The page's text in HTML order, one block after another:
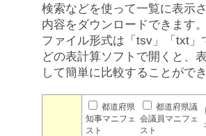
検索などを使って一覧に表示
内容をダウンロードできます。
ファイル形式は「tsv」「txt」
どの表計算ソフトで開くと、
して簡単に比較することができ
都道府県
知事マニフェ
スト
都道府県議
会議員マニフェ
スト